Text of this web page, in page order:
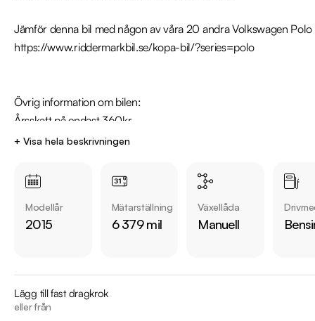
Jämför denna bil med någon av våra 20 andra Volkswagen Polo
https://www.riddermarkbil.se/kopa-bil/?series=polo
Övrig information om bilen:
Årsskatt på endast 360kr
Vid landsvägskörning är förbrukning endast 4 L/100km
Få tidigare brukare sedan ny
Väldokumenterad Servicehistorik
Denna bil kan köpas med 12-48 mån garanti
2019-04-05 - 3101 mil
+ Visa hela beskrivningen
Modellår
2015
Mätarställning
6 379 mil
Växellåda
Manuell
Lägg till fast dragkrok
eller från